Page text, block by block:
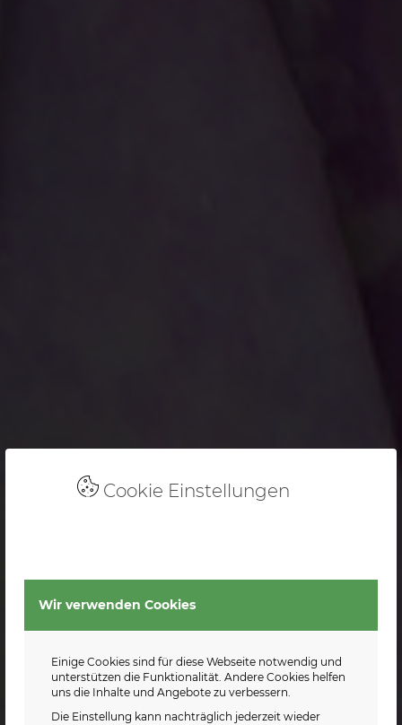
Cookie Einstellungen
Wir verwenden Cookies
Einige Cookies sind für diese Webseite notwendig und
unterstützen die Funktionalität. Andere Cookies helfen
uns die Inhalte und Angebote zu verbessern.
Die Einstellung kann nachträglich jederzeit wieder